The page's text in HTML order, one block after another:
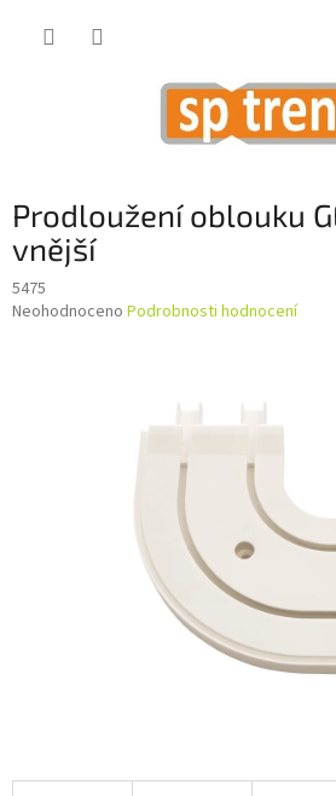
Prodloužení oblouku
vnější
5475
Průměrné
Neohodnoceno Podrobnosti hodnocení